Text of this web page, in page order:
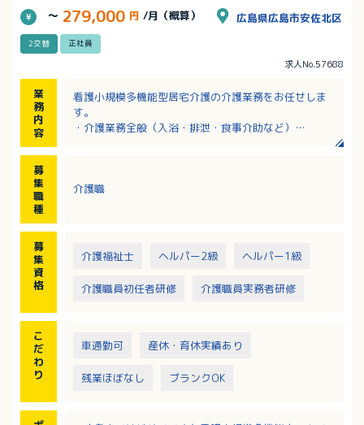
～ 279,000 円 /月（概算） 広島県広島市安佐北区
2交替 正社員
求人No.57688
業
務
内
容
看護小規模多機能型居宅介護の介護業務をお任せしま
す。
・介護業務全般（入浴・排泄・食事介助など）
※食事はおかずを湯銭にて温めて提供する為細かな調
募
集
職
種
介護職
募
集
資
格
介護福祉士 ヘルパー2級 ヘルパー1級
介護職員初任者研修 介護職員実務者研修
こ
だ
わ
り
車通勤可 産休・育休実績あり
残業ほぼなし ブランクOK